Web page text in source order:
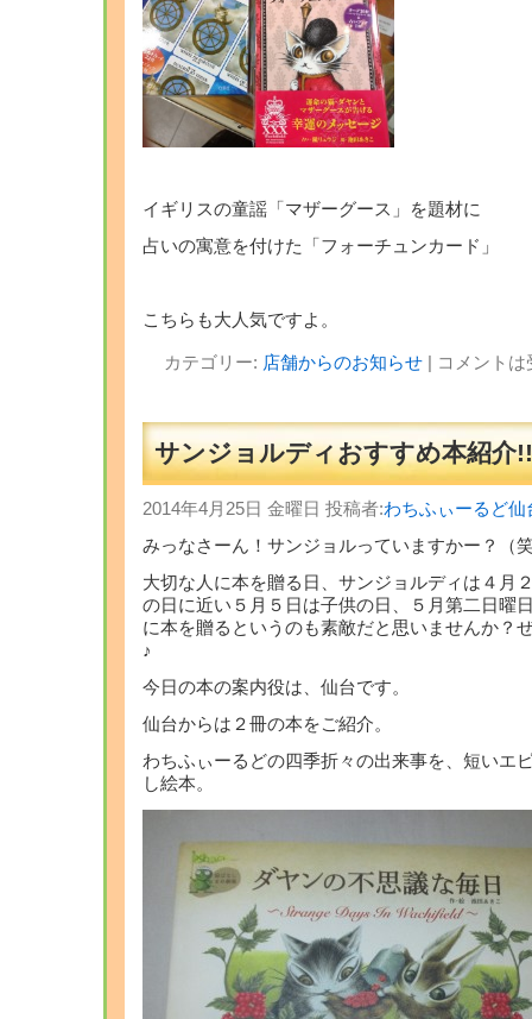
イギリスの童謡「マザーグース」を題材に
占いの寓意を付けた「フォーチュンカード」
こちらも大人気ですよ。
カテゴリー: 店舗からのお知らせ| コメント
サンジョルディおすすめ本紹介
2014年4月25日 金曜日 投稿者:わちふぃーるど仙
みっなさーん！サンジョルっていますかー？（
大切な人に本を贈る日、サンジョルディは４月
の日に近い５月５日は子供の日、５月第二日曜
に本を贈るというのも素敵だと思いませんか？
♪
今日の本の案内役は、仙台です。
仙台からは２冊の本をご紹介。
わちふぃーるどの四季折々の出来事を、短いエ
し絵本。